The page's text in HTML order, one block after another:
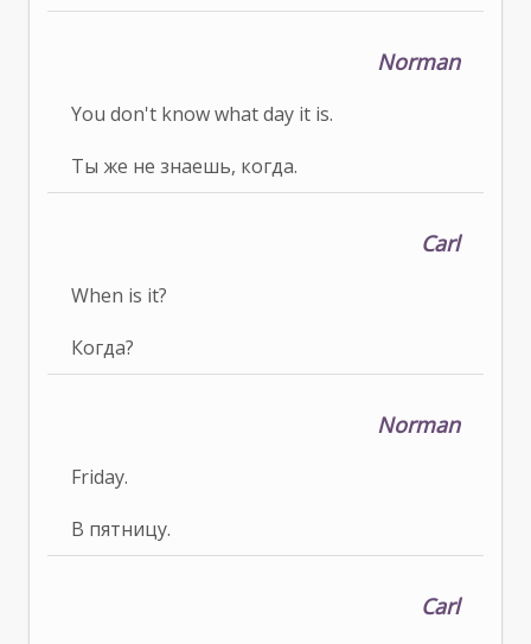
Norman
You don't know what day it is.
Ты же не знаешь, когда.
Carl
When is it?
Когда?
Norman
Friday.
В пятницу.
Carl